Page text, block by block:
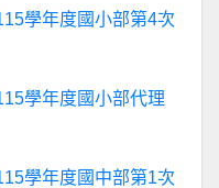
學年度國小部第4次
學年度國小部代理
學年度國中部第1次